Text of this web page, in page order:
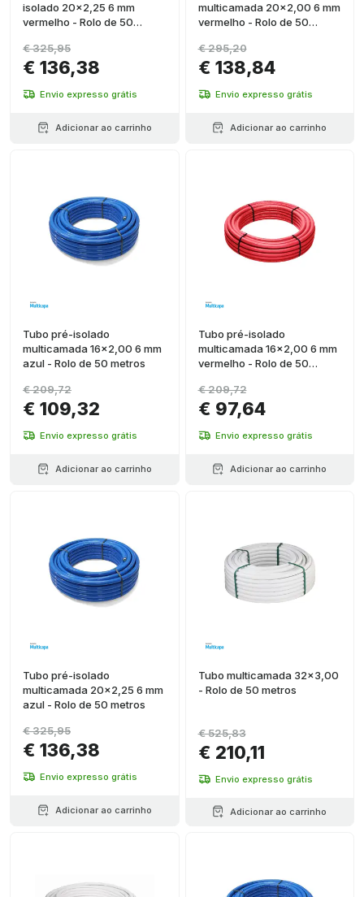
isolado 20x2,25 6 mm
vermelho - Rolo de 50
€ 136,38
€ 325,95
Envio expresso grátis
Adicionar ao carrinho
multicamada 20x2,00 6 mm
vermelho - Rolo de 50
€ 138,84
€ 295,20
Envio expresso grátis
Adicionar ao carrinho
Tubo pré-isolado
multicamada 16x2,00 6 mm
azul - Rolo de 50 metros
€ 109,32
€ 209,72
Envio expresso grátis
Adicionar ao carrinho
Tubo pré-isolado
multicamada 16x2,00 6 mm
vermelho - Rolo de 50
€ 97,64
€ 209,72
Envio expresso grátis
Adicionar ao carrinho
Tubo pré-isolado
multicamada 20x2,25 6 mm
azul - Rolo de 50 metros
€ 136,38
€ 325,95
Envio expresso grátis
Adicionar ao carrinho
Tubo multicamada 32x3,00
- Rolo de 50 metros
€ 210,11
€ 525,83
Envio expresso grátis
Adicionar ao carrinho